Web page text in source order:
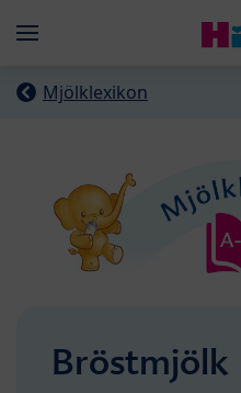
Menü
Mjölklexikon
Bröstmjölk